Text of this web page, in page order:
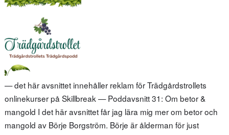
— det här avsnittet innehåller reklam för Trädgårdstrollets
onlinekurser på Skillbreak — Poddavsnitt 31: Om betor &
mangold I det här avsnittet får jag lära mig mer om betor och
mangold av Börje Borgström. Börje är ålderman för just